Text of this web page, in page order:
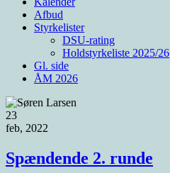
Afbud
Styrkelister
DSU-rating
Holdstyrkeliste 2025/26
Gl. side
ÅM 2026
23
feb, 2022
Spændende 2. runde